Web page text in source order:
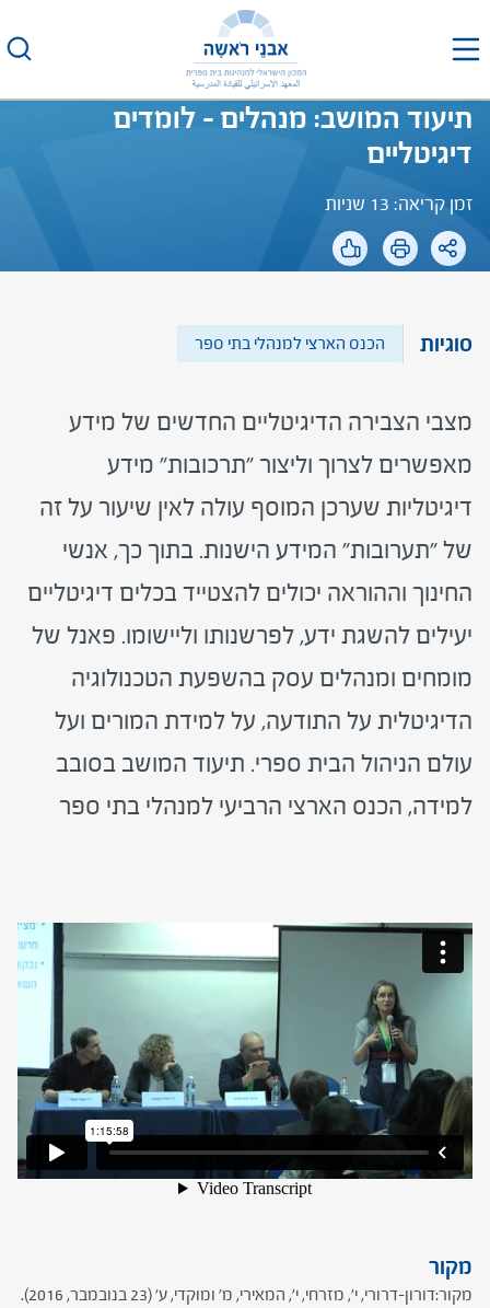
תיעוד המושב: מנהלים – לומדים
דיגיטליים
זמן קריאה: 13 שניות
סוגיות הכנס הארצי למנהלי בתי ספר
מצבי הצבירה הדיגיטליים החדשים של מידע
מאפשרים לצרוך וליצור "תרכובות" מידע
דיגיטליות שערכן המוסף עולה לאין שיעור על זה
של "תערובות" המידע הישנות. בתוך כך, אנשי
החינוך וההוראה יכולים להצטייד בכלים דיגיטליים
יעילים להשגת ידע, לפרשנותו וליישומו. פאנל של
מומחים ומנהלים עסק בהשפעת הטכנולוגיה
הדיגיטלית על התודעה, על למידת המורים ועל
עולם הניהול הבית ספרי. תיעוד המושב בסובב
למידה, הכנס הארצי הרביעי למנהלי בתי ספר
מקור
מקור:דורון-דרורי, י', מזרחי, י', המאירי, מ' ומוקדי, ע' (23 בנובמבר, 2016).